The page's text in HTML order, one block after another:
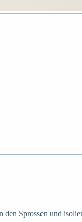
Sprossen und